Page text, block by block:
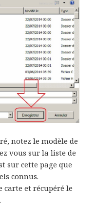
notez le modèle de
vous sur la liste de
sur cette page que
connus.
carte et récupéré le